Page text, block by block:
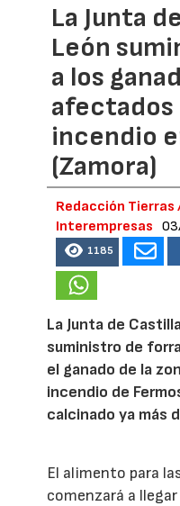
La Junta
León
a los
afectados
incendio
(Zamora)
Redacción Tierras
Interempresas
1185
La Junta de
suministro de
el ganado de la
incendio de
calcinado ya más
El alimento para
comenzará a